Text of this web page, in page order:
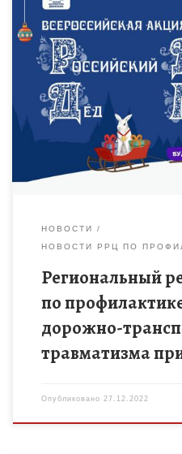
Новый год – это праздник, в
поздравлять детей, дарить
«Движение первых»
«Российский детский Дед
НОВОСТИ
НОВОСТИ РРЦ ПО
Региональный
по
дорожно-
травматизма
Опубликовано 27.12.2022